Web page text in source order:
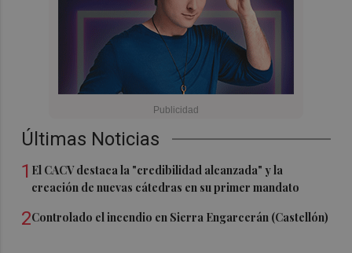
Últimas Noticias
1 El CACV destaca la "credibilidad alcanzada" y la
creación de nuevas cátedras en su primer mandato
2Controlado el incendio en Sierra Engarcerán (Castellón)